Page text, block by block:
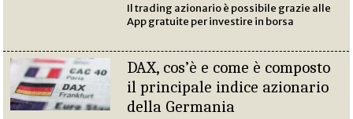
Il trading azionario è possibile grazie alle
App gratuite per investire in borsa
DAX, cos’è e come è composto
il principale indice azionario
della Germania